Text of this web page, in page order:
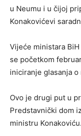
u Neumu i u čijoj
Konakovićevi
Vijeće ministara
se početkom
iniciranje glasanja
Ovo je drugi put u
Predstavnički dom
ministru Konakoviću.